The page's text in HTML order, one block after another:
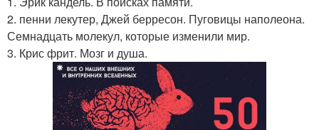
2. пенни лекутер, Джей берресон. Пуговицы наполеона.
Семнадцать молекул, которые изменили мир.
3. Крис фрит. Мозг и душа.